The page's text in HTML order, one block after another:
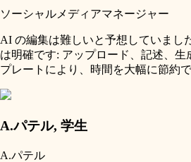
ソーシャルメディアマネージャー
AI の編集は難しいと予想していまし
は明確です: アップロード、記述、生
プレートにより、時間を大幅に節約で
A.パテル, 学生
A.パテル